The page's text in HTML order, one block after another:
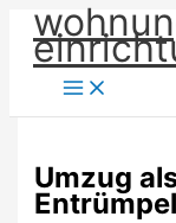
Zum
Inhalt
springen
Umzug